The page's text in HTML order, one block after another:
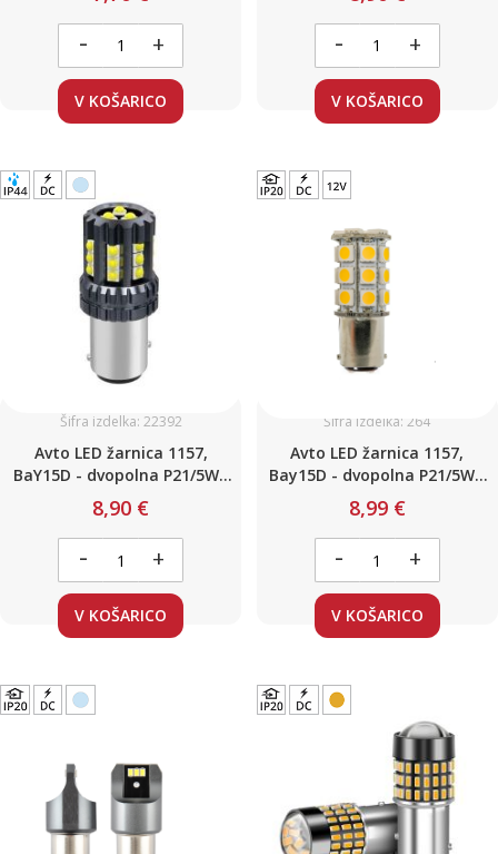
- +
V KOŠARICO
Canbus / z uporom
- +
V KOŠARICO
Šifra izdelka: 22392
Avto LED žarnica 1157,
BaY15D - dvopolna P21/5W /
HLADNO BELA / 24 LED 8W / 12
- 24V / Canbus / z uporom
8,90 €
- +
V KOŠARICO
Šifra izdelka: 264
Avto LED žarnica 1157,
Bay15D - dvopolna P21/5W /
Hladno bela / 27 LED / 6,5W /
12V
8,99 €
- +
V KOŠARICO